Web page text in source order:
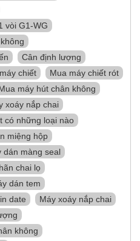
vòi G1-WG
Cân định lượng
chiết
Mua máy chiết rót
máy hút chân không
xoáy nắp chai
có những loại nào
miệng hộp
dán màng seal
chai lọ
dán tem
date
Máy xoáy nắp chai
không